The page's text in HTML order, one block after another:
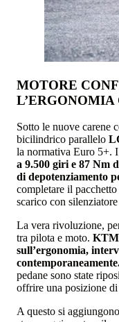
MOTORE
Sotto le nuove carene
bicilindrico parallelo
la normativa Euro 5+.
a 9.500 giri e 87 Nm
di depotenziamento
completare il
scarico con
La vera rivoluzione,
tra pilota e moto. KTM
sull’ergonomia,
pedane sono state
offrire una posizione
A questo si